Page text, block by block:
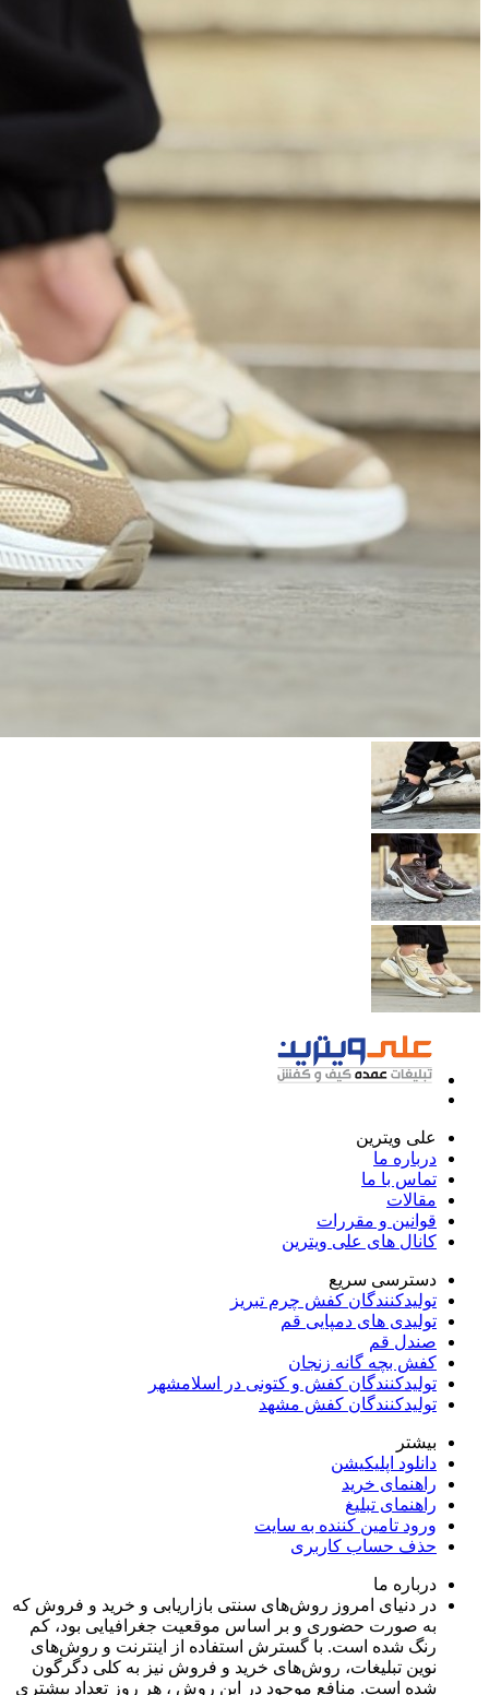
علی ویترین
درباره ما
تماس با ما
مقالات
قوانین و مقررات
کانال های علی ویترین
دسترسی سریع
تولیدکنندگان کفش چرم تبریز
تولیدی های دمپایی قم
صندل قم
کفش بچه گانه زنجان
تولیدکنندگان کفش و کتونی در اسلامشهر
تولیدکنندگان کفش مشهد
بیشتر
دانلود اپلیکیشن
راهنمای خرید
راهنمای تبلیغ
ورود تامین کننده به سایت
حذف حساب کاربری
درباره ما
در دنیای امروز روش‌های سنتی بازاریابی و خرید و فروش که
به صورت حضوری و بر اساس موقعیت جغرافیایی بود، کم
رنگ شده است. با گسترش استفاده از اینترنت و روش‌های
نوین تبلیغات، روش‌های خرید و فروش نیز به کلی دگرگون
شده است. منافع موجود در این روش ، هر روز تعداد بیشتری